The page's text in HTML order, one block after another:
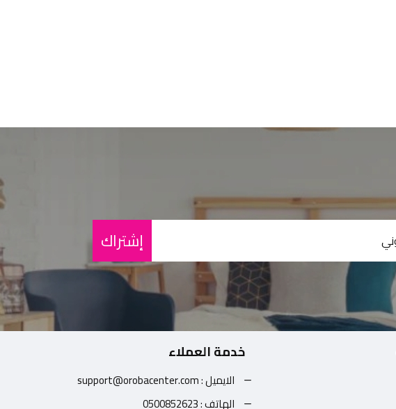
إشتراك
خدمة العملاء
الايميل : support@orobacenter.com
الهاتف : 0500852623